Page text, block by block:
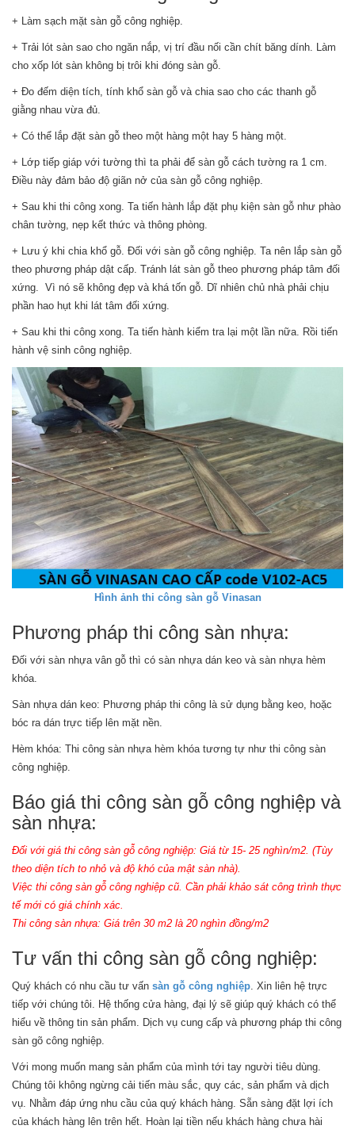
+ Làm sạch mặt sàn gỗ công nghiệp.
+ Trải lót sàn sao cho ngăn nắp, vị trí đầu nối cần chít băng dính. Làm
cho xốp lót sàn không bị trôi khi đóng sàn gỗ.
+ Đo đếm diện tích, tính khổ sàn gỗ và chia sao cho các thanh gỗ
giằng nhau vừa đủ.
+ Có thể lắp đặt sàn gỗ theo một hàng một hay 5 hàng một.
+ Lớp tiếp giáp với tường thì ta phải để sàn gỗ cách tường ra 1 cm.
Điều này đảm bảo độ giãn nở của sàn gỗ công nghiệp.
+ Sau khi thi công xong. Ta tiến hành lắp đặt phụ kiện sàn gỗ như phào
chân tường, nẹp kết thức và thông phòng.
+ Lưu ý khi chia khổ gỗ. Đối với sàn gỗ công nghiệp. Ta nên lắp sàn gỗ
theo phương pháp dật cấp. Tránh lát sàn gỗ theo phương pháp tâm đối
xứng. Vì nó sẽ không đẹp và khá tốn gỗ. Dĩ nhiên chủ nhà phải chịu
phần hao hụt khi lát tâm đối xứng.
+ Sau khi thi công xong. Ta tiến hành kiểm tra lại một lần nữa. Rồi tiến
hành vệ sinh công nghiệp.
Hình ảnh thi công sàn gỗ Vinasan
Phương pháp thi công sàn nhựa:
Đối với sàn nhựa vân gỗ thì có sàn nhựa dán keo và sàn nhựa hèm
khóa.
Sàn nhựa dán keo: Phương pháp thi công là sử dụng bằng keo, hoặc
bóc ra dán trực tiếp lên mặt nền.
Hèm khóa: Thi công sàn nhựa hèm khóa tương tự như thi công sàn
công nghiệp.
Báo giá thi công sàn gỗ công nghiệp và
sàn nhựa:
Đối với giá thi công sàn gỗ công nghiệp: Giá từ 15- 25 nghìn/m2. (Tùy
theo diện tích to nhỏ và độ khó của mật sàn nhà).
Việc thi công sàn gỗ công nghiệp cũ. Cần phải khảo sát công trình thực
tế mới có giá chính xác.
Thi công sàn nhựa: Giá trên 30 m2 là 20 nghìn đồng/m2
Tư vấn thi công sàn gỗ công nghiệp:
Quý khách có nhu cầu tư vấn sàn gỗ công nghiệp. Xin liên hệ trực
tiếp với chúng tôi. Hệ thống cửa hàng, đại lý sẽ giúp quý khách có thể
hiểu về thông tin sản phẩm. Dịch vụ cung cấp và phương pháp thi công
sàn gõ công nghiệp.
Với mong muốn mang sản phẩm của mình tới tay người tiêu dùng.
Chúng tôi không ngừng cải tiến màu sắc, quy các, sản phẩm và dịch
vụ. Nhằm đáp ứng nhu cầu của quý khách hàng. Sẵn sàng đặt lợi ích
của khách hàng lên trên hết. Hoàn lại tiền nếu khách hàng chưa hài